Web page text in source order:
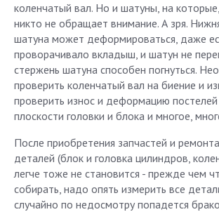
коленчатый вал. Но и шатуны, на
никто не обращает внимание. А зря.
шатуна может деформироваться, даже
проворачивало вкладыш, и шатун не
стержень шатуна способен погнуться.
проверить коленчатый вал на биение и
проверить износ и деформацию
плоскости головки и блока и многое,
После приобретения запчастей и
деталей (блок и головка цилиндров,
легче тоже не становится - прежде чем
собирать, надо опять измерить все
случайно по недосмотру попадется